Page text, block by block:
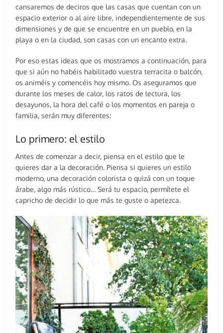
cansaremos de deciros que las casas que cuentan con un
espacio exterior o al aire libre, independientemente de sus
dimensiones y de que se encuentre en un pueblo, en la
playa o en la ciudad, son casas con un encanto extra.
Por eso estas ideas que os mostramos a continuación, para
que si aún no habéis habilitado vuestra terracita o balcón,
os animéis y comencéis hoy mismo. Os aseguramos que
durante los meses de calor, los ratos de lectura, los
desayunos, la hora del café o los momentos en pareja o
familia, serán muy diferentes:
Lo primero: el estilo
Antes de comenzar a decir, piensa en el estilo que le
quieres dar a la decoración. Piensa si quieres un estilo
moderno, una decoración colorista o quizá con un toque
árabe, algo más rústico… Será tu espacio, permítete el
capricho de decidir lo que más te guste o apetezca.